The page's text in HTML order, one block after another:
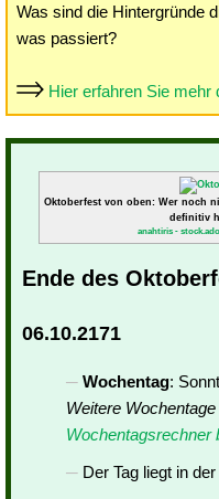
Was sind die Hintergründe
was passiert?
Hier erfahren Sie mehr
Oktoberfest von oben: Wer noch
definitiv
anahtiris -
Ende des
06.10.2171
Wochentag:
Weitere
Wochentagsrechner
Der Tag liegt in